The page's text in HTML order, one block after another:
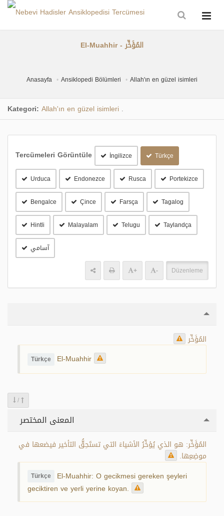
El-Muahhir - المُؤَخِّر
Anasayfa Ansiklopedi Bölümleri Allah'ın en güzel isimleri
Kategori: Allah'ın en güzel isimleri
Tercümeleri Görüntüle İngilizce Türkçe
Urduca Endonezce Rusca Portekizce
Bengalce Çince Farsça Tagalog
Hintli Malayalam Telugu Taylandça
آسامي
+ - Düzenleme
المُؤَخِّر
Türkçe El-Muahhir
/
المعنى المختصر
المُؤَخِّر: هو الذي يُؤخِّرُ الأشياءَ التي تستَحِقُّ التأخير فيضعها في
موضِعِها.
Türkçe El-Muahhir: O gecikmesi gereken şeyleri
geciktiren ve yerli yerine koyan.